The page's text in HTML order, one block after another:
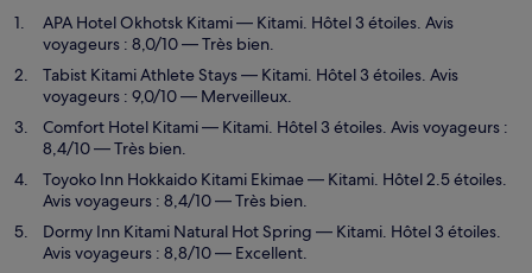
APA Hotel Okhotsk Kitami— Kitami. Hôtel 3 étoiles. Avis
voyageurs : 8,0/10 — Très bien.
Tabist Kitami Athlete Stays— Kitami. Hôtel 3 étoiles. Avis
voyageurs : 9,0/10 — Merveilleux.
Comfort Hotel Kitami— Kitami. Hôtel 3 étoiles. Avis voyageurs :
8,4/10 — Très bien.
Toyoko Inn Hokkaido Kitami Ekimae— Kitami. Hôtel 2.5 étoiles.
Avis voyageurs : 8,4/10 — Très bien.
Dormy Inn Kitami Natural Hot Spring — Kitami. Hôtel 3 étoiles.
Avis voyageurs : 8,8/10 — Excellent.